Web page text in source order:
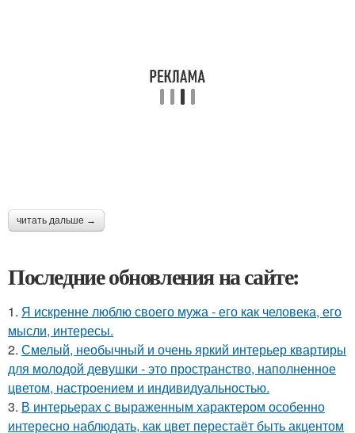
читать дальше →
Последние обновления на сайте:
1. Я искренне люблю своего мужа - его как человека, его
мысли, интересы.
2. Смелый, необычный и очень яркий интерьер квартиры
для молодой девушки - это пространство, наполненное
цветом, настроением и индивидуальностью.
3. В интерьерах с выраженным характером особенно
интересно наблюдать, как цвет перестаёт быть акцентом